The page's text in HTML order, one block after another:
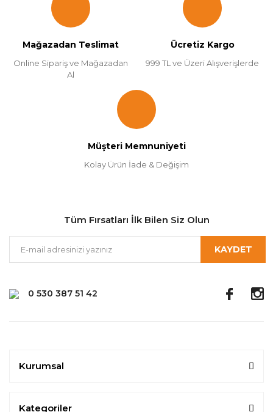
Mağazadan Teslimat
Online Sipariş ve Mağazadan
Al
Ücretiz Kargo
999 TL ve Üzeri Alışverişlerde
Müşteri Memnuniyeti
Kolay Ürün İade & Değişim
0 530 387 51 42
Tüm Fırsatları İlk Bilen Siz Olun
KAYDET
Kurumsal
Kategoriler